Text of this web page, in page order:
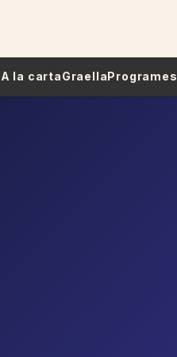
A la cartaGraellaProgrames